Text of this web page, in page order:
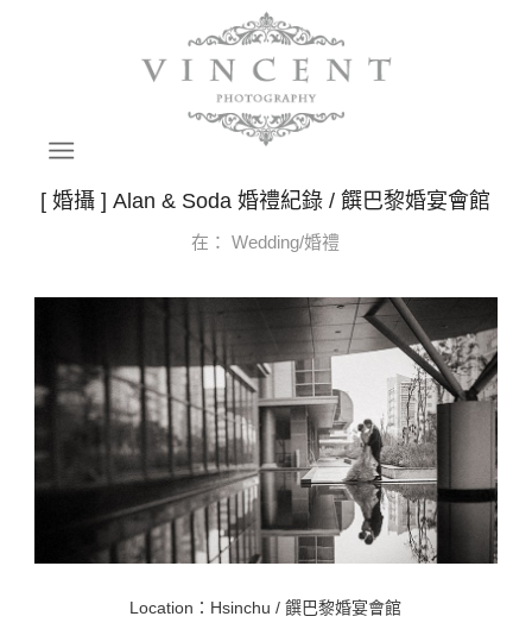
[ 婚攝 ] Alan & Soda 婚禮紀錄 / 饌巴黎婚宴會館
在：Wedding/婚禮
Location：Hsinchu / 饌巴黎婚宴會館